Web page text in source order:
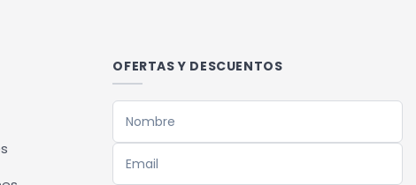
OFERTAS Y DESCUENTOS